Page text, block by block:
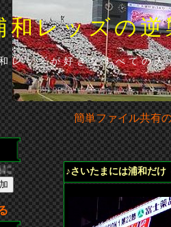
和レッズの
レッズが好きなすべての
簡単ファイル共有
も勝利◆・・・ 次節の試合
♪さいたまには浦和だけ